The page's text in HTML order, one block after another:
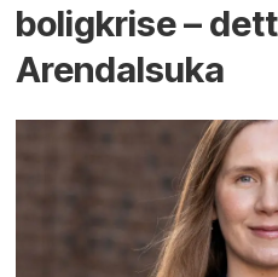
bolig­krise –
Arendals­uka